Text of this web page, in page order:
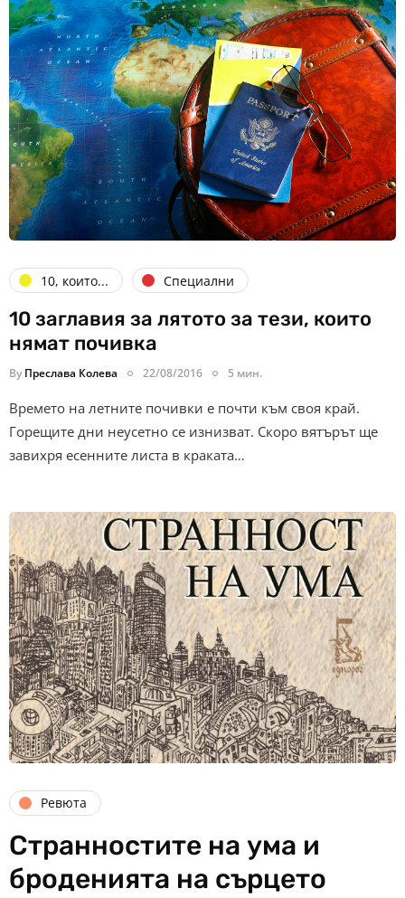
10, които... Специални
10 заглавия за лятото за тези, които
нямат почивка
By Преслава Колева 22/08/2016 5 мин.
Времето на летните почивки е почти към своя край.
Горещите дни неусетно се изнизват. Скоро вятърът ще
завихря есенните листа в краката…
Ревюта
Странностите на ума и
броденията на сърцето